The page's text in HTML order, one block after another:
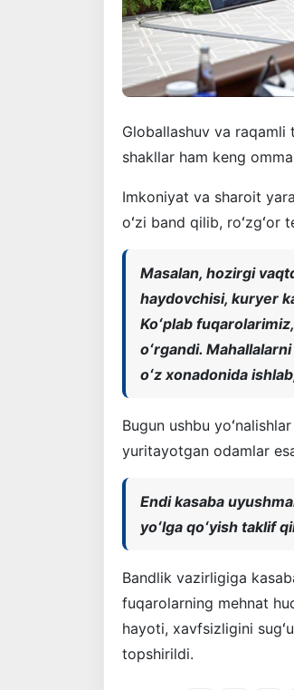
Globallashuv va
shakllar ham keng
Imkoniyat va sharoit
oʻzi band qilib, roʻzgʻor
Masalan, hozirgi
haydovchisi, kuryer
Koʻplab
oʻrgandi.
oʻz xonadonida
Bugun ushbu
yuritayotgan odamlar
Endi kasaba
yoʻlga qoʻyish taklif
Bandlik vazirligiga
fuqarolarning mehnat
hayoti, xavfsizligini
topshirildi.